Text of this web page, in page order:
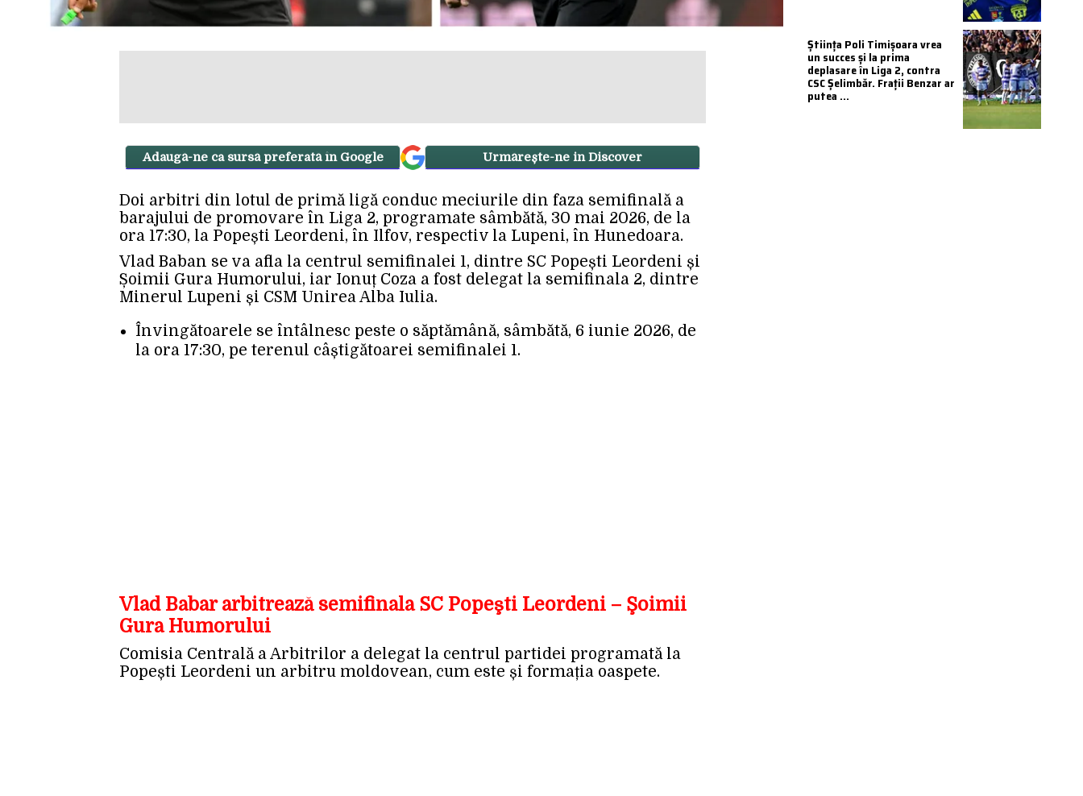
Adaugă-ne ca sursă preferată în Google Urmărește-ne in Discover
Doi arbitri din lotul de primă ligă conduc meciurile din faza semifinală a
barajului de promovare în Liga 2, programate sâmbătă, 30 mai 2026, de la
ora 17:30, la Popești Leordeni, în Ilfov, respectiv la Lupeni, în Hunedoara.
Vlad Baban se va afla la centrul semifinalei 1, dintre SC Popești Leordeni și
Șoimii Gura Humorului, iar Ionuț Coza a fost delegat la semifinala 2, dintre
Minerul Lupeni și CSM Unirea Alba Iulia.
Învingătoarele se întâlnesc peste o săptămână, sâmbătă, 6 iunie 2026, de
la ora 17:30, pe terenul câștigătoarei semifinalei 1.
Vlad Babar arbitrează semifinala SC Popeşti Leordeni – Şoimii
Gura Humorului
Comisia Centrală a Arbitrilor a delegat la centrul partidei programată la
Popești Leordeni un arbitru moldovean, cum este și formația oaspete.
Știința Poli Timișoara vrea
un succes și la prima
deplasare în Liga 2, contra
CSC Șelimbăr. Frații Benzar ar
putea ...